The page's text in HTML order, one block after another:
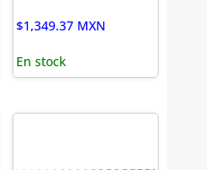
$1,349.37 MXN
En stock